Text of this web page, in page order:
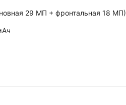
29 МП + фронтальная 18 МП)